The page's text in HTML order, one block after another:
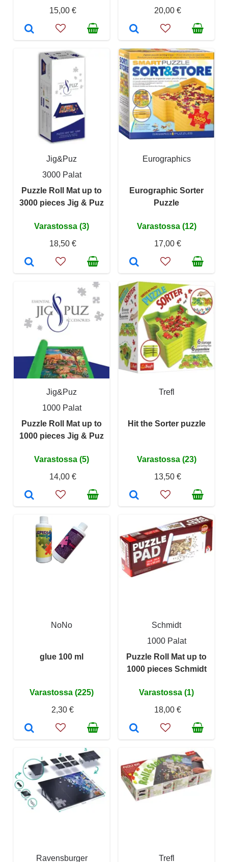
15,00 €
20,00 €
Jig&Puz
3000 Palat
Puzzle Roll Mat up to
3000 pieces Jig & Puz
Varastossa (3)
18,50 €
Eurographics
Eurographic Sorter
Puzzle
Varastossa (12)
17,00 €
Jig&Puz
1000 Palat
Puzzle Roll Mat up to
1000 pieces Jig & Puz
Varastossa (5)
14,00 €
Trefl
Hit the Sorter puzzle
Varastossa (23)
13,50 €
NoNo
glue 100 ml
Varastossa (225)
2,30 €
Schmidt
1000 Palat
Puzzle Roll Mat up to
1000 pieces Schmidt
Varastossa (1)
18,00 €
Ravensburger Trefl